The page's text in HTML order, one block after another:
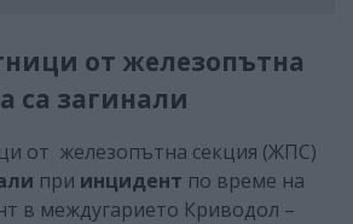
от железопътна
са загинали
от железопътна секция (ЖПС)
при инцидент по време на
в междугарието Криводол –